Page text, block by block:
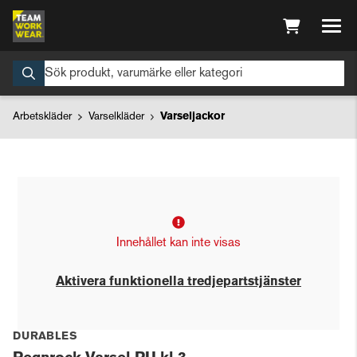
Arbetskläder Varselkläder Varseljackor
Innehållet kan inte visas
Aktivera funktionella tredjepartstjänster
DURABLES